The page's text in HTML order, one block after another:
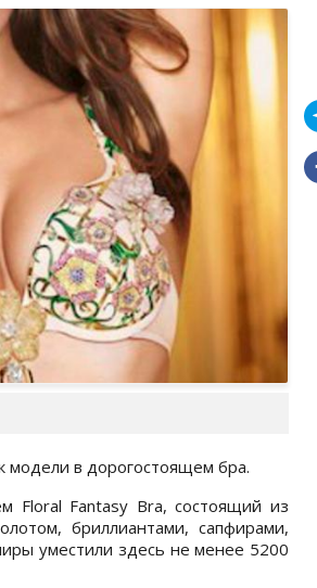
модели в дорогостоящем бра.
Floral Fantasy Bra, состоящий из
бриллиантами, сапфирами,
уместили здесь не менее 5200